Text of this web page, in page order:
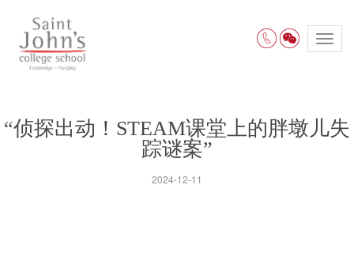
“侦探出动！STEAM课堂上的胖墩儿失
踪谜案”
2024-12-11